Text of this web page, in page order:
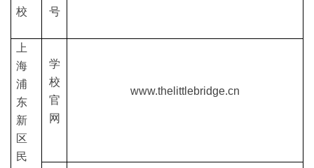
校
号
上
海
浦
东
新
区
民
学
校
官
网
www.thelittlebridge.cn